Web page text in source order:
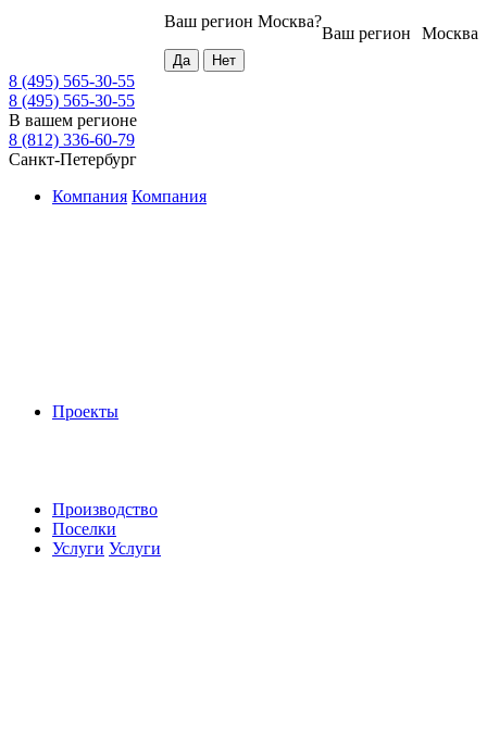
Москва
Ваш регион
Ваш регион Москва?
8 (495) 565-30-55
8 (495) 565-30-55
В вашем регионе
8 (812) 336-60-79
Санкт-Петербург
Компания Компания
Проекты
Производство
Поселки
Услуги Услуги